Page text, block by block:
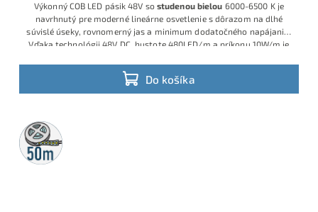
Do košíka
Výkonný COB LED pásik 48V so studenou bielou 6000-6500 K je
navrhnutý pre moderné lineárne osvetlenie s dôrazom na dlhé
súvislé úseky, rovnomerný jas a minimum dodatočného napájania.
Vďaka technológii 48V DC, hustote 480LED/m a príkonu 10W/m je
jednoduchšia montáž a menej kabeláže.
50m
rolka